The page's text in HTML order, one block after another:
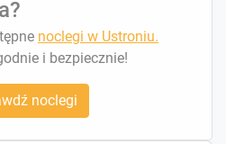
noclegi w Ustroniu.
i bezpiecznie!
noclegi